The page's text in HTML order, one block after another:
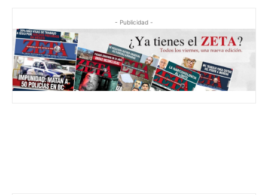
- Publicidad -